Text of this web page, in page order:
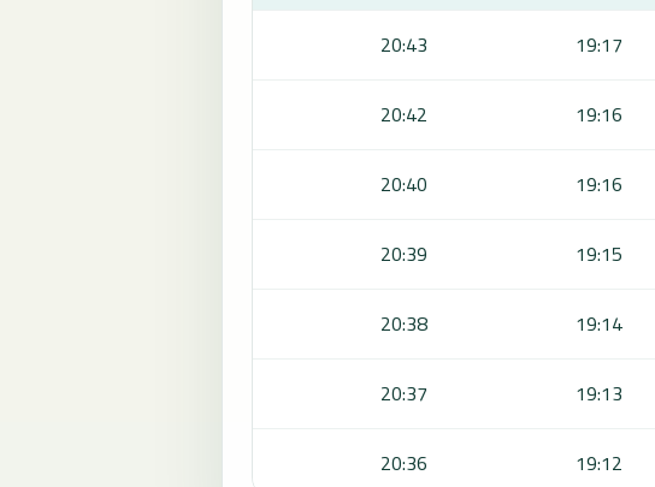
19:17
20:43
19:16
20:42
19:16
20:40
19:15
20:39
19:14
20:38
19:13
20:37
19:12
20:36